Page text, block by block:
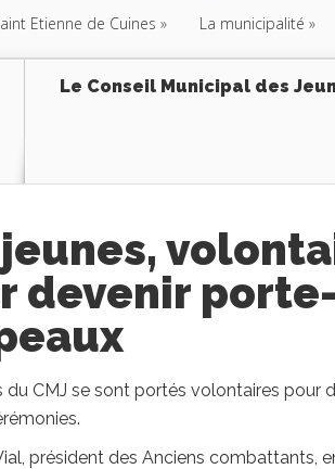
Etienne de Cuines La municipalité
Le Conseil Municipal des
devenir porte-
du CMJ se sont portés volontaires pour
président des Anciens combattants,